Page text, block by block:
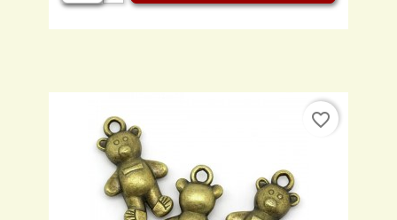
favorite_border